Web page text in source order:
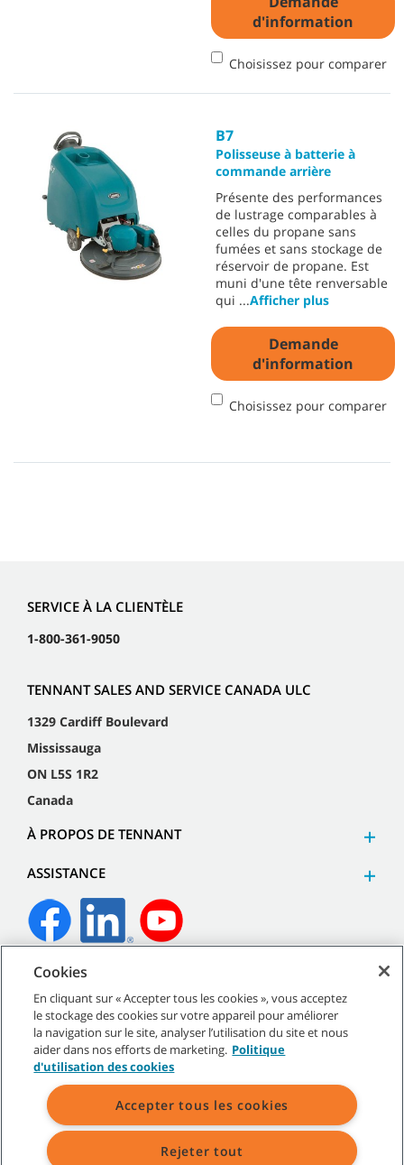
d'information
Choisissez pour comparer
B7
Polisseuse à batterie à
commande arrière
Présente des performances
de lustrage comparables à
celles du propane sans
fumées et sans stockage de
réservoir de propane. Est
muni d'une tête renversable
qui ...Afficher plus
Demande
d'information
Choisissez pour comparer
SERVICE À LA CLIENTÈLE
1-800-361-9050
TENNANT SALES AND SERVICE CANADA ULC
1329 Cardiff Boulevard
Mississauga
ON L5S 1R2
Canada
À PROPOS DE TENNANT
ASSISTANCE
©2026Tennant Company. Tous droits réservés.
Plan du site |Politiques générales|Conditions d’utilisation
Conditions de vente
Cookies
En cliquant sur « Accepter tous les cookies », vous acceptez
le stockage des cookies sur votre appareil pour améliorer
la navigation sur le site, analyser l’utilisation du site et nous
aider dans nos efforts de marketing. Politique
d'utilisation des cookies
Accepter tous les cookies
Rejeter tout